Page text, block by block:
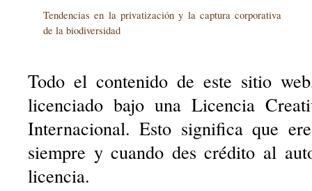
Tendencias en la privatización y la captura corporativa
de la biodiversidad
Todo el contenido de este sitio
licenciado bajo una Licencia
Internacional. Esto significa que
siempre y cuando des crédito al
licencia.